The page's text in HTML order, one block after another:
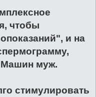
чтобы
и на
Машин муж.
стимулировать